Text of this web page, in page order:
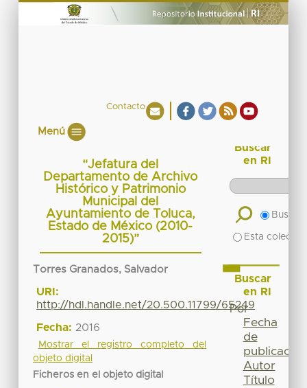
Contacto
Menú
“Jefatura del
Departamento de Archivo
Histórico y Patrimonio
Municipal del
Ayuntamiento de Toluca,
Estado de México (2010-
2015)”
Torres Granados, Salvador
URI:
http://hdl.handle.net/20.500.11799/65249
Fecha: 2016
Mostrar el registro completo del
objeto digital
Ficheros en el objeto digital
Buscar
en RI
Buscar
Esta
Buscar
en RI
Por
Fecha
de
publicación
Autor
Título